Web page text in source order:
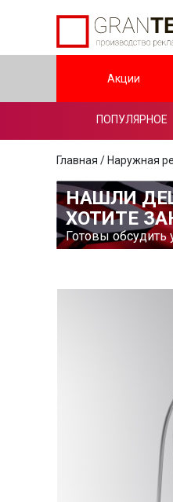
Акции
ПОПУЛЯРНОЕ
Главная / Наружная
НАШЛИ
ХОТИТЕ
Готовы обсудить